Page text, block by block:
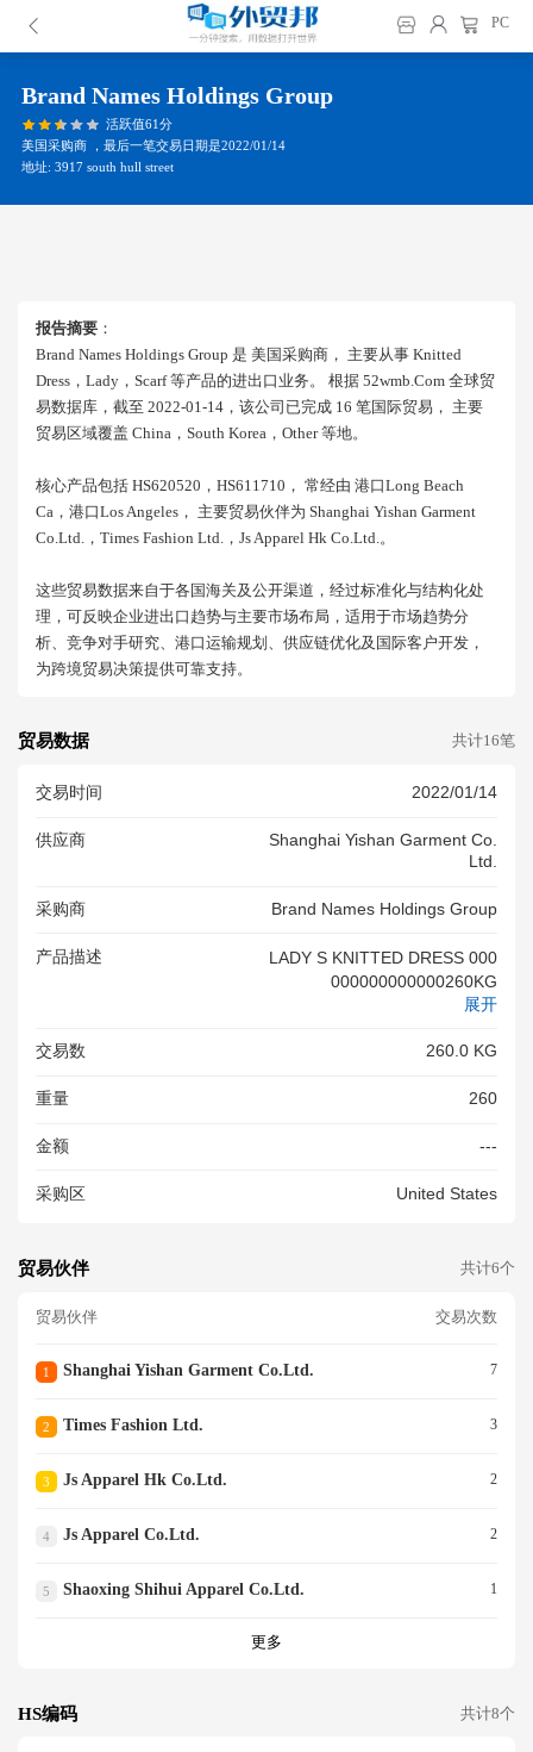
PC
Brand Names Holdings Group
活跃值61分
美国采购商 ，最后一笔交易日期是2022/01/14
地址: 3917 south hull street
报告摘要 ：
Brand Names Holdings Group 是 美国采购商， 主要从事 Knitted
Dress，lady，scarf 等产品的进出口业务。 根据 52wmb.com 全球贸
易数据库，截至 2022-01-14，该公司已完成 16 笔国际贸易， 主要
贸易区域覆盖 China，south Korea，other 等地。
核心产品包括 HS620520，HS611710， 常经由 港口long Beach
Ca，港口los Angeles， 主要贸易伙伴为 Shanghai Yishan Garment
Co.ltd.，times Fashion Ltd.，js Apparel Hk Co.ltd.。
这些贸易数据来自于各国海关及公开渠道，经过标准化与结构化处
理，可反映企业进出口趋势与主要市场布局，适用于市场趋势分
析、竞争对手研究、港口运输规划、供应链优化及国际客户开发，
为跨境贸易决策提供可靠支持。
贸易数据 共计16笔
交易时间 2022/01/14
供应商
Shanghai Yishan Garment Co.
Ltd.
采购商 Brand Names Holdings Group
产品描述
LADY S KNITTED DRESS 000
000000000000260KG
展开
交易数 260.0 KG
重量 260
金额 ---
采购区 United States
贸易伙伴 共计6个
贸易伙伴 交易次数
1 Shanghai Yishan Garment Co.ltd. 7
2 Times Fashion Ltd. 3
3 Js Apparel Hk Co.ltd. 2
4 Js Apparel Co.ltd. 2
5 Shaoxing Shihui Apparel Co.ltd. 1
更多
HS编码 共计8个